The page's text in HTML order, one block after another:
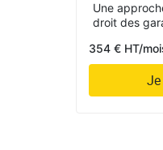
Une
droit des
354 € HT/